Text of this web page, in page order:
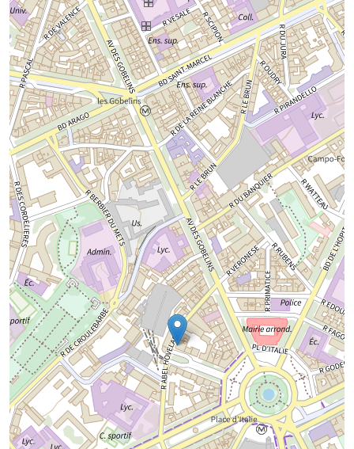
Chargement de la carte...